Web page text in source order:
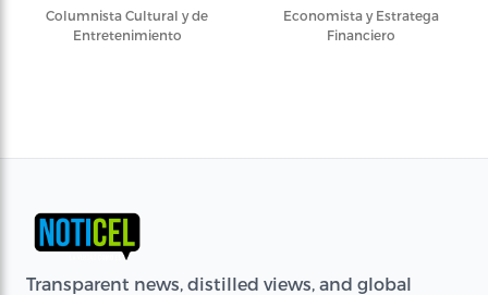
Columnista Cultural y de
Entretenimiento
Economista y Estratega
Financiero
Transparent news, distilled views, and global